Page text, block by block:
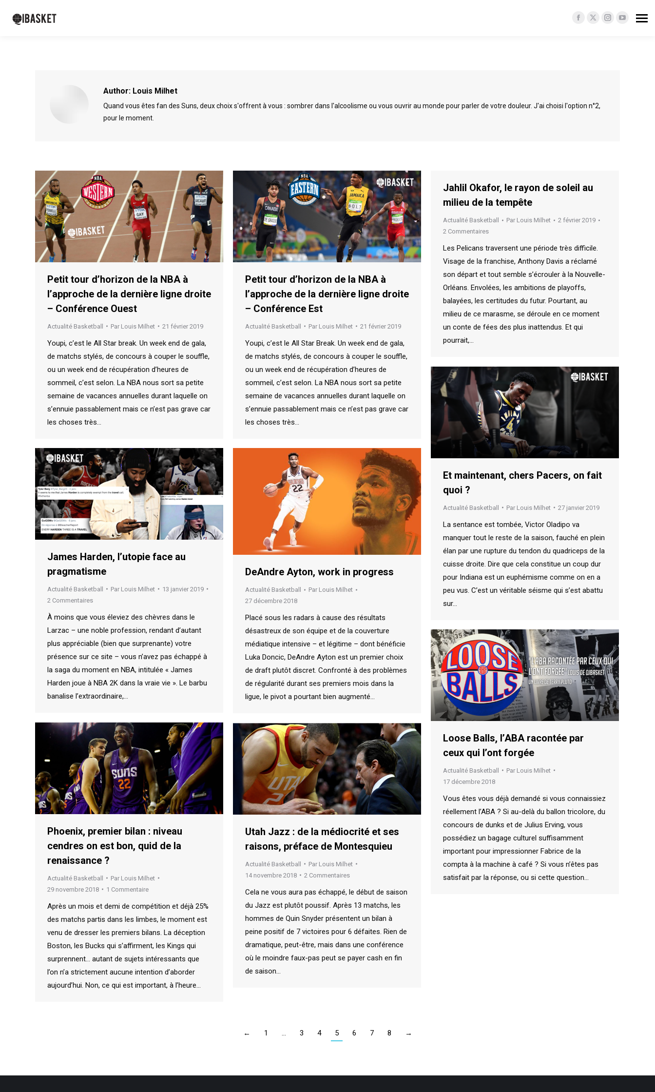
Facebook
X
Instagram
YouTube
Author: Louis Milhet
Quand vous êtes fan des Suns, deux choix s'offrent à vous : sombrer dans l'alcoolisme ou vous ouvrir au monde pour parler de votre douleur. J'ai choisi l'option n°2,
pour le moment.
Petit tour d’horizon de la NBA à
l’approche de la dernière ligne droite
– Conférence Ouest
Actualité Basketball Par Louis Milhet 21 février 2019
Youpi, c’est le All Star break. Un week end de gala,
de matchs stylés, de concours à couper le souffle,
ou un week end de récupération d’heures de
sommeil, c’est selon. La NBA nous sort sa petite
semaine de vacances annuelles durant laquelle on
s’ennuie passablement mais ce n’est pas grave car
les choses très…
Petit tour d’horizon de la NBA à
l’approche de la dernière ligne droite
– Conférence Est
Actualité Basketball Par Louis Milhet 21 février 2019
Youpi, c’est le All Star Break. Un week end de gala,
de matchs stylés, de concours à couper le souffle,
ou un week end de récupération d’heures de
sommeil, c’est selon. La NBA nous sort sa petite
semaine de vacances annuelles durant laquelle on
s’ennuie passablement mais ce n’est pas grave car
les choses très…
Jahlil Okafor, le rayon de soleil au
milieu de la tempête
Actualité Basketball Par Louis Milhet
2 février 2019
2 Commentaires
Les Pelicans traversent une période très difficile.
Visage de la franchise, Anthony Davis a réclamé
son départ et tout semble s’écrouler à la Nouvelle-
Orléans. Envolées, les ambitions de playoffs,
balayées, les certitudes du futur. Pourtant, au
milieu de ce marasme, se déroule en ce moment
un conte de fées des plus inattendus. Et qui
pourrait,…
Et maintenant, chers Pacers, on fait
quoi ?
Actualité Basketball Par Louis Milhet 27 janvier 2019
La sentance est tombée, Victor Oladipo va
manquer tout le reste de la saison, fauché en plein
élan par une rupture du tendon du quadriceps de la
cuisse droite. Dire que cela constitue un coup dur
pour Indiana est un euphémisme comme on en a
peu vus. C’est un véritable séisme qui s’est abattu
sur…
James Harden, l’utopie face au
pragmatisme
Actualité Basketball Par Louis Milhet
13 janvier 2019
2 Commentaires
À moins que vous éleviez des chèvres dans le
Larzac – une noble profession, rendant d’autant
plus appréciable (bien que surprenante) votre
présence sur ce site – vous n’avez pas échappé à
la saga du moment en NBA, intitulée « James
Harden joue à NBA 2K dans la vraie vie ». Le barbu
banalise l’extraordinaire,…
DeAndre Ayton, work in progress
Actualité Basketball Par Louis Milhet
27 décembre 2018
Placé sous les radars à cause des résultats
désastreux de son équipe et de la couverture
médiatique intensive – et légitime – dont bénéficie
Luka Doncic, DeAndre Ayton est un premier choix
de draft plutôt discret. Confronté à des problèmes
de régularité durant ses premiers mois dans la
ligue, le pivot a pourtant bien augmenté…
Loose Balls, l’ABA racontée par
ceux qui l’ont forgée
Actualité Basketball Par Louis Milhet
17 décembre 2018
Vous êtes vous déjà demandé si vous connaissiez
réellement l’ABA ? Si au-delà du ballon tricolore, du
concours de dunks et de Julius Erving, vous
possédiez un bagage culturel suffisamment
important pour impressionner Fabrice de la
compta à la machine à café ? Si vous n’êtes pas
satisfait par la réponse, ou si cette question…
Phoenix, premier bilan : niveau
cendres on est bon, quid de la
renaissance ?
Actualité Basketball Par Louis Milhet
29 novembre 2018
1 Commentaire
Après un mois et demi de compétition et déjà 25%
des matchs partis dans les limbes, le moment est
venu de dresser les premiers bilans. La déception
Boston, les Bucks qui s’affirment, les Kings qui
surprennent… autant de sujets intéressants que
l’on n’a strictement aucune intention d’aborder
aujourd’hui. Non, ce qui est important, à l’heure…
Utah Jazz : de la médiocrité et ses
raisons, préface de Montesquieu
Actualité Basketball Par Louis Milhet
14 novembre 2018
2 Commentaires
Cela ne vous aura pas échappé, le début de saison
du Jazz est plutôt poussif. Après 13 matchs, les
hommes de Quin Snyder présentent un bilan à
peine positif de 7 victoires pour 6 défaites. Rien de
dramatique, peut-être, mais dans une conférence
où le moindre faux-pas peut se payer cash en fin
de saison…
← 1 … 3 4 5 6 7 8 →